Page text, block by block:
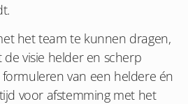
het team te kunnen dragen,
visie helder en scherp
van een heldere én
voor afstemming met het